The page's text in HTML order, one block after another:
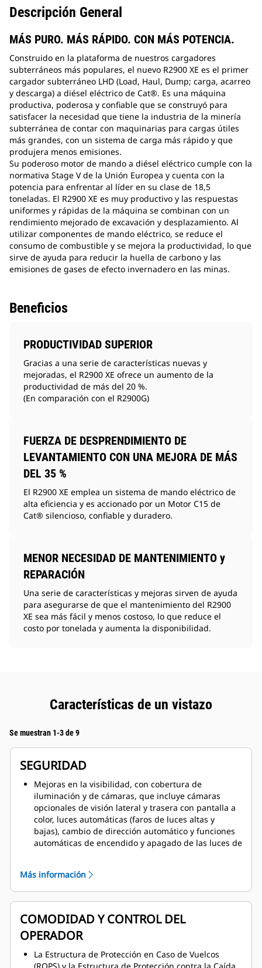
Descripción General
MÁS PURO. MÁS RÁPIDO. CON MÁS POTENCIA.
Construido en la plataforma de nuestros cargadores
subterráneos más populares, el nuevo R2900 XE es el primer
cargador subterráneo LHD (Load, Haul, Dump; carga, acarreo
y descarga) a diésel eléctrico de Cat®. Es una máquina
productiva, poderosa y confiable que se construyó para
satisfacer la necesidad que tiene la industria de la minería
subterránea de contar con maquinarias para cargas útiles
más grandes, con un sistema de carga más rápido y que
produjera menos emisiones.
Su poderoso motor de mando a diésel eléctrico cumple con la
normativa Stage V de la Unión Europea y cuenta con la
potencia para enfrentar al líder en su clase de 18,5
toneladas. El R2900 XE es muy productivo y las respuestas
uniformes y rápidas de la máquina se combinan con un
rendimiento mejorado de excavación y desplazamiento. Al
utilizar componentes de mando eléctrico, se reduce el
consumo de combustible y se mejora la productividad, lo que
sirve de ayuda para reducir la huella de carbono y las
emisiones de gases de efecto invernadero en las minas.
Beneficios
PRODUCTIVIDAD SUPERIOR
Gracias a una serie de características nuevas y
mejoradas, el R2900 XE ofrece un aumento de la
productividad de más del 20 %.
(En comparación con el R2900G)
FUERZA DE DESPRENDIMIENTO DE
LEVANTAMIENTO CON UNA MEJORA DE MÁS
DEL 35 %
El R2900 XE emplea un sistema de mando eléctrico de
alta eficiencia y es accionado por un Motor C15 de
Cat® silencioso, confiable y duradero.
MENOR NECESIDAD DE MANTENIMIENTO y
REPARACIÓN
Una serie de características y mejoras sirven de ayuda
para asegurarse de que el mantenimiento del R2900
XE sea más fácil y menos costoso, lo que reduce el
costo por tonelada y aumenta la disponibilidad.
Características de un vistazo
Se muestran 1-3 de 9
SEGURIDAD
Mejoras en la visibilidad, con cobertura de
iluminación y de cámaras, que incluye cámaras
opcionales de visión lateral y trasera con pantalla a
color, luces automáticas (faros de luces altas y
bajas), cambio de dirección automático y funciones
automáticas de encendido y apagado de las luces de
Preparado de fábrica para la extinción de incendios,
zona específica para depósito de latas y múltiples
puntos de activación de la extinción de incendios,
incluso desde el interior de la cabina.
Acceso y salida mejorados con bandas de rodadura
antideslizantes en todas las superficies de paso,
sistema de pasamanos plegable con cobertura total
y dos salidas de emergencia dentro de la cabina.
Más información
COMODIDAD Y CONTROL DEL
OPERADOR
La Estructura de Protección en Caso de Vuelcos